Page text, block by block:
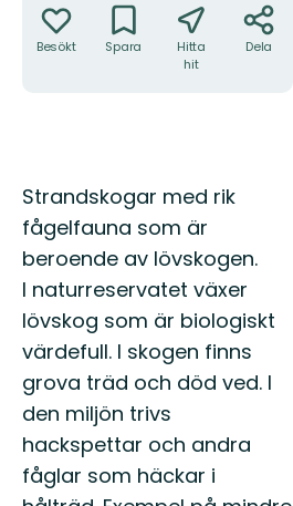
Besökt Spara
Hitta
hit
Dela
Beskrivning
Strandskogar med rik
fågelfauna som är
beroende av lövskogen.
I naturreservatet växer
lövskog som är biologiskt
värdefull. I skogen finns
grova träd och död ved. I
den miljön trivs
hackspettar och andra
fåglar som häckar i